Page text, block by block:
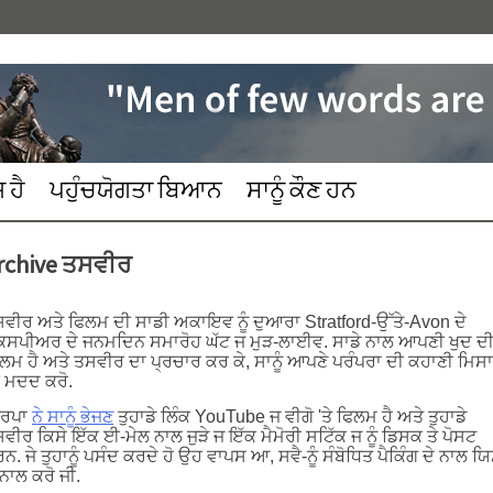
ਹੈ ਪਹੁੰਚਯੋਗਤਾ ਬਿਆਨ ਸਾਨੂੰ ਕੌਣ ਹਨ
ਤਸਵੀਰ
ਅਤੇ ਫਿਲਮ ਦੀ ਸਾਡੀ ਅਕਾਇਵ ਨੂੰ ਦੁਆਰਾ Stratford-ਉੱਤੇ-Avon ਦੇ
ਦੇ ਜਨਮਦਿਨ ਸਮਾਰੋਹ ਘੱਟ ਜ ਮੁੜ-ਲਾਈਵ. ਸਾਡੇ ਨਾਲ ਆਪਣੀ ਖੁਦ ਦੀ
ਹੈ ਅਤੇ ਤਸਵੀਰ ਦਾ ਪ੍ਰਚਾਰ ਕਰ ਕੇ, ਸਾਨੂੰ ਆਪਣੇ ਪਰੰਪਰਾ ਦੀ ਕਹਾਣੀ
ਮਦਦ ਕਰੋ.
ਨੇ ਸਾਨੂੰ ਭੇਜਣਤੁਹਾਡੇ ਲਿੰਕ YouTube ਜ ਵੀਗੋ 'ਤੇ ਫਿਲਮ ਹੈ ਅਤੇ ਤੁਹਾਡੇ
ਕਿਸੇ ਇੱਕ ਈ-ਮੇਲ ਨਾਲ ਜੁੜੇ ਜ ਇੱਕ ਮੈਮੋਰੀ ਸਟਿੱਕ ਜ ਨੂੰ ਡਿਸਕ ਤੇ ਪੋਸਟ
ਜੇ ਤੁਹਾਨੂੰ ਪਸੰਦ ਕਰਦੇ ਹੋ ਉਹ ਵਾਪਸ ਆ, ਸਵੈ-ਨੂੰ ਸੰਬੋਧਿਤ ਪੈਕਿੰਗ ਦੇ ਨਾਲ
ਕਰੋ ਜੀ.